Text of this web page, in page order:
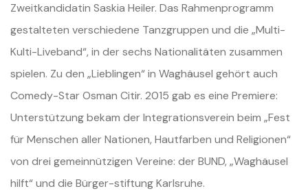
Zweitkandidatin Saskia Heiler. Das Rahmenprogramm
gestalteten verschiedene Tanzgruppen und die „Multi-
Kulti-Liveband“, in der sechs Nationalitäten zusammen
spielen. Zu den „Lieblingen“ in Waghäusel gehört auch
Comedy-Star Osman Citir. 2015 gab es eine Premiere:
Unterstützung bekam der Integrationsverein beim „Fest
für Menschen aller Nationen, Hautfarben und Religionen“
von drei gemeinnützigen Vereine: der BUND, „Waghäusel
hilft“ und die Bürger-stiftung Karlsruhe.